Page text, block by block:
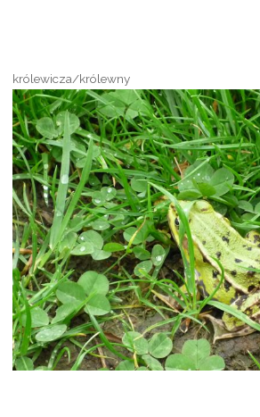
królewicza/królewny